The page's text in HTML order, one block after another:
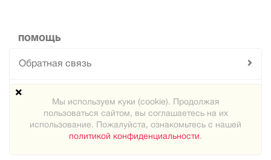
ПОМОЩЬ
Обратная связь
Техподдержка
Карта сайта
Мы используем куки (cookie). Продолжая
пользоваться сайтом, вы соглашаетесь на их
использование. Пожалуйста, ознакомьтесь с нашей
политикой конфиденциальности.